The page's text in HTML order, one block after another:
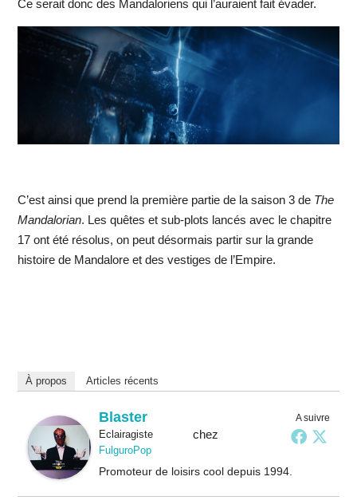
Ce serait donc des Mandaloriens qui l’auraient fait évader.
C’est ainsi que prend la première partie de la saison 3 de The
Mandalorian. Les quêtes et sub-plots lancés avec le chapitre
17 ont été résolus, on peut désormais partir sur la grande
histoire de Mandalore et des vestiges de l’Empire.
À propos Articles récents
A suivre
Blaster
Eclairagistechez
FulguroPop
Promoteur de loisirs cool depuis 1994.